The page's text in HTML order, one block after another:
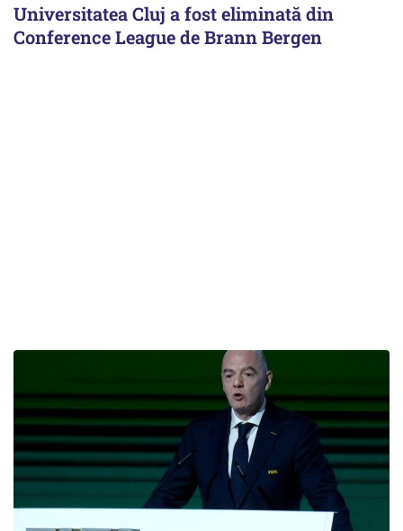
Universitatea Cluj a fost eliminată din
Conference League de Brann Bergen